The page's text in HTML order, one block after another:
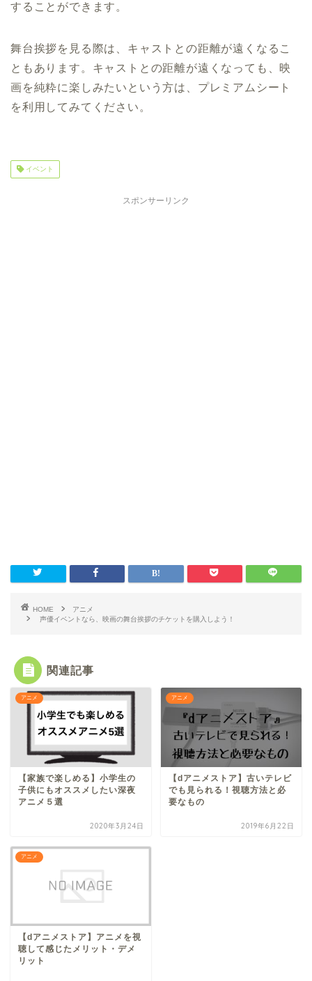
することができます。
舞台挨拶を見る際は、キャストとの距離が遠くなるこ
ともあります。キャストとの距離が遠くなっても、映
画を純粋に楽しみたいという方は、プレミアムシート
を利用してみてください。
イベント
スポンサーリンク
HOME
アニメ
声優イベントなら、映画の舞台挨拶のチケットを購入しよう！
関連記事
アニメ
【家族で楽しめる】小学生の
子供にもオススメしたい深夜
アニメ５選
2020年3月24日
アニメ
【dアニメストア】古いテレビ
でも見られる！視聴方法と必
要なもの
2019年6月22日
アニメ
【dアニメストア】アニメを視
聴して感じたメリット・デメ
リット